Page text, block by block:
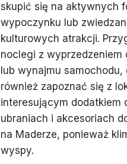
skupić się na aktywnych
wypoczynku lub
kulturowych atrakcji.
noclegi z
lub wynajmu
również zapoznać się z
interesującym dodatkiem
ubraniach i akcesoriach
na Maderze, ponieważ
wyspy.